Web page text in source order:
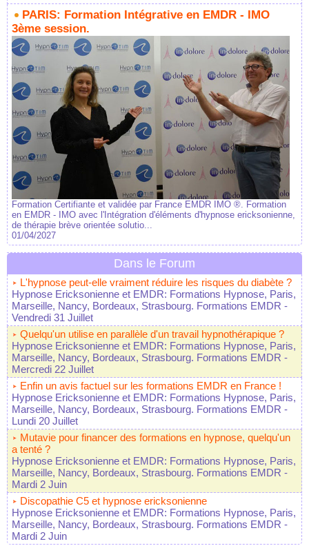
PARIS: Formation Intégrative en EMDR - IMO
3ème session.
Formation Certifiante et validée par France EMDR IMO ®. Formation
en EMDR - IMO avec l'Intégration d'éléments d'hypnose ericksonienne,
de thérapie brève orientée solutio...
01/04/2027
Dans le Forum
L'hypnose peut-elle vraiment réduire les risques du diabète ?
Hypnose Ericksonienne et EMDR: Formations Hypnose, Paris,
Marseille, Nancy, Bordeaux, Strasbourg. Formations EMDR -
Vendredi 31 Juillet
Quelqu'un utilise en parallèle d'un travail hypnothérapique ?
Hypnose Ericksonienne et EMDR: Formations Hypnose, Paris,
Marseille, Nancy, Bordeaux, Strasbourg. Formations EMDR -
Mercredi 22 Juillet
Enfin un avis factuel sur les formations EMDR en France !
Hypnose Ericksonienne et EMDR: Formations Hypnose, Paris,
Marseille, Nancy, Bordeaux, Strasbourg. Formations EMDR -
Lundi 20 Juillet
Mutavie pour financer des formations en hypnose, quelqu'un
a tenté ?
Hypnose Ericksonienne et EMDR: Formations Hypnose, Paris,
Marseille, Nancy, Bordeaux, Strasbourg. Formations EMDR -
Mardi 2 Juin
Discopathie C5 et hypnose ericksonienne
Hypnose Ericksonienne et EMDR: Formations Hypnose, Paris,
Marseille, Nancy, Bordeaux, Strasbourg. Formations EMDR -
Mardi 2 Juin